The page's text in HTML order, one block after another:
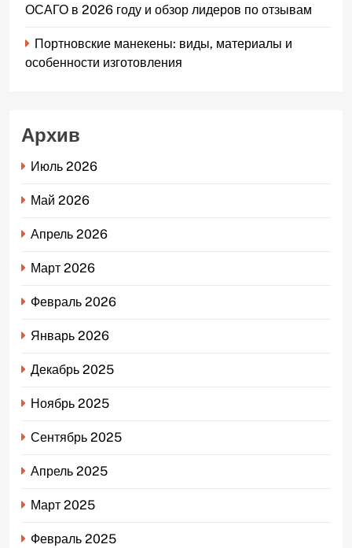
ОСАГО в 2026 году и обзор лидеров по отзывам
Портновские манекены: виды, материалы и
особенности изготовления
Архив
Июль 2026
Май 2026
Апрель 2026
Март 2026
Февраль 2026
Январь 2026
Декабрь 2025
Ноябрь 2025
Сентябрь 2025
Апрель 2025
Март 2025
Февраль 2025